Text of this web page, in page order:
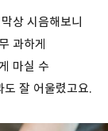
상 시음해보니
과하게
마실 수
도 잘 어울렸고요.